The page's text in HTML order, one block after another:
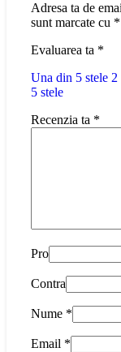
Adresa ta de
sunt marcate cu *
Evaluarea ta *
Una din 5 stele 2
5 stele
Recenzia ta *
Pro
Contra
Nume *
Email *